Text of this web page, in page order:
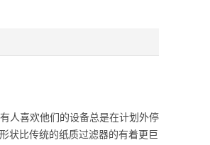
人喜欢他们的设备总是在计划外停
状比传统的纸质过滤器的有着更巨